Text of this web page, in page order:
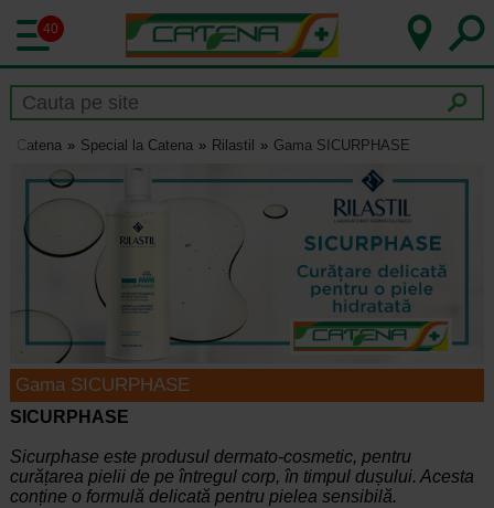
40
Catena Special la Catena Rilastil Gama SICURPHASE
Gama SICURPHASE
SICURPHASE
Sicurphase este produsul dermato-cosmetic, pentru
curățarea pielii de pe întregul corp, în timpul dușului. Acesta
conține o formulă delicată pentru pielea sensibilă.